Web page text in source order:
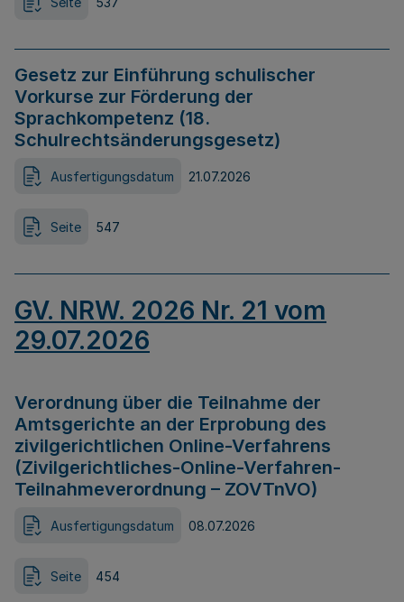
Gesetz zur Einführung schulischer
Vorkurse zur Förderung der
Sprachkompetenz (18.
Schulrechtsänderungsgesetz)
Ausfertigungsdatum 21.07.2026
Seite 547
GV. NRW. 2026 Nr. 21 vom
29.07.2026
Verordnung über die Teilnahme der
Amtsgerichte an der Erprobung des
zivilgerichtlichen Online-Verfahrens
(Zivilgerichtliches-Online-Verfahren-
Teilnahmeverordnung – ZOVTnVO)
Ausfertigungsdatum 08.07.2026
Seite 454